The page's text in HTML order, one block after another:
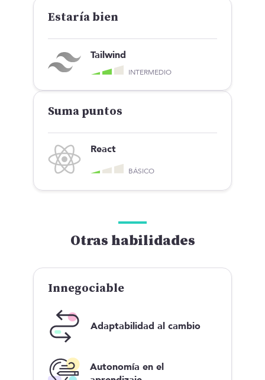
Estaría bien
Tailwind
INTERMEDIO
Suma puntos
React
BÁSICO
Otras habilidades
Innegociable
Adaptabilidad al cambio
Autonomía en el